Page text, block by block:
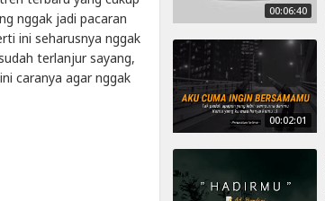
00:06:40
00:02:01
nggak jadi pacaran
ini seharusnya nggak
terlanjur sayang,
caranya agar nggak